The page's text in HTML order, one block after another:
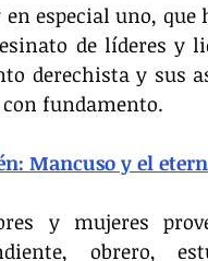
especial uno, que
de líderes y
derechista y sus
con fundamento.
Mancuso y el
y mujeres
obrero,